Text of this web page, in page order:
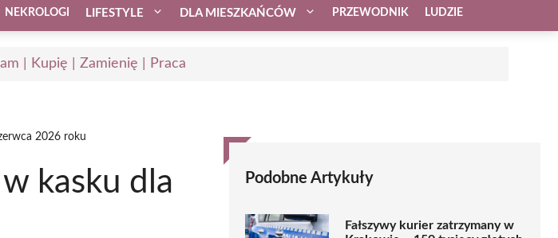
NEKROLOGI LIFESTYLE DLA MIESZKAŃCÓW PRZEWODNIK LUDZIE
| Kupię | Zamienię | Praca
2026 roku
kasku dla
Podobne Artykuły
Fałszywy kurier zatrzymany w